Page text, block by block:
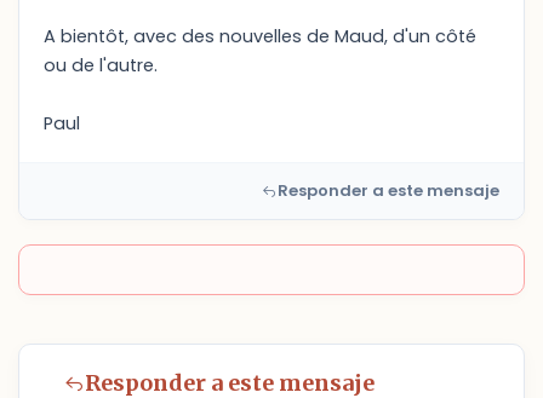
A bientôt, avec des nouvelles de Maud, d'un côté
ou de l'autre.
Paul
Responder a este mensaje
Responder a este mensaje